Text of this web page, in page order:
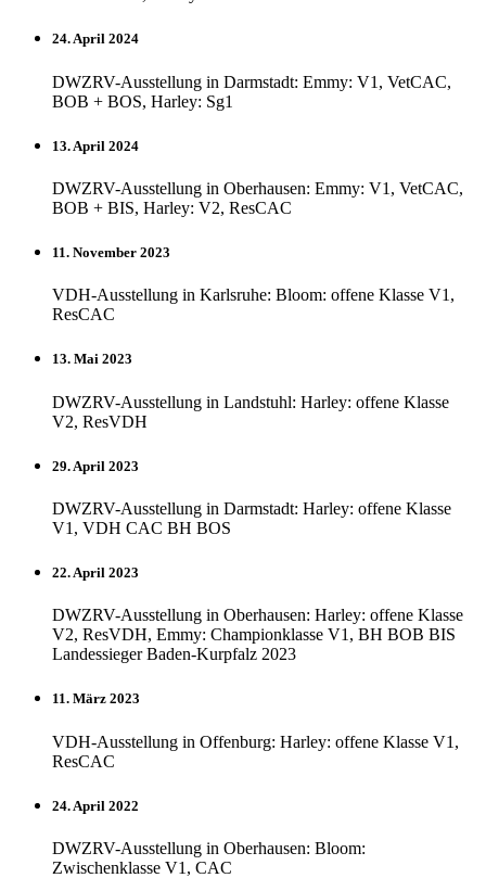
24. April 2024
DWZRV-Ausstellung in Darmstadt: Emmy: V1, VetCAC,
BOB + BOS, Harley: Sg1
13. April 2024
DWZRV-Ausstellung in Oberhausen: Emmy: V1, VetCAC,
BOB + BIS, Harley: V2, ResCAC
11. November 2023
VDH-Ausstellung in Karlsruhe: Bloom: offene Klasse V1,
ResCAC
13. Mai 2023
DWZRV-Ausstellung in Landstuhl: Harley: offene Klasse
V2, ResVDH
29. April 2023
DWZRV-Ausstellung in Darmstadt: Harley: offene Klasse
V1, VDH CAC BH BOS
22. April 2023
DWZRV-Ausstellung in Oberhausen: Harley: offene Klasse
V2, ResVDH, Emmy: Championklasse V1, BH BOB BIS
Landessieger Baden-Kurpfalz 2023
11. März 2023
VDH-Ausstellung in Offenburg: Harley: offene Klasse V1,
ResCAC
24. April 2022
DWZRV-Ausstellung in Oberhausen: Bloom:
Zwischenklasse V1, CAC